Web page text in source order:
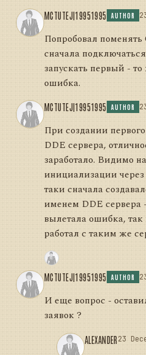
MCTUTEJ|19951995 AUTHOR
Попробовал
сначала
запускать первый -
ошибка.
MCTUTEJ|19951995 AUTHOR
При создании
DDE сервера,
заработало. Видимо
инициализации
таки сначала
именем DDE сервера
вылетала ошибка,
работал с таким же
MCTUTEJ|19951995 AUTHOR
И еще вопрос -
заявок ?
ALEXANDER23